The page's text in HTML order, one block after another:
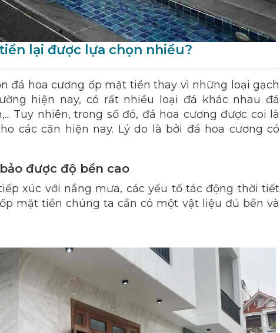
lại được lựa chọn nhiều?
đá hoa cương ốp mặt tiền thay vì những loại gạch
hiện nay, có rất nhiều loại đá khác nhau đá
Tuy nhiên, trong số đó, đá hoa cương được coi là
các căn hiện nay. Lý do là bởi đá hoa cương có
được độ bền cao
xúc với nắng mưa, các yếu tố tác động thời tiết
mặt tiền chúng ta cần có một vật liệu đủ bền và